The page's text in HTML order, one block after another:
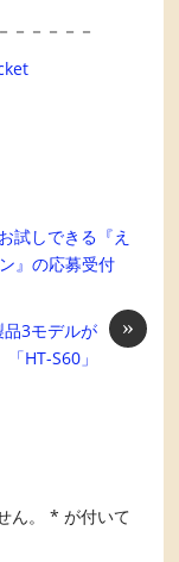
－－－－－
試しできる『え
』の応募受付
»
3モデルが
HT-S60」
。 * が付いて